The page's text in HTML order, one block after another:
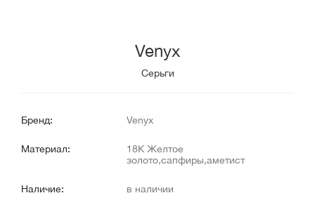
Venyx
Серьги
Бренд: Venyx
Материал:
18К Желтое
золото,сапфиры,аметист
Наличие: в наличии